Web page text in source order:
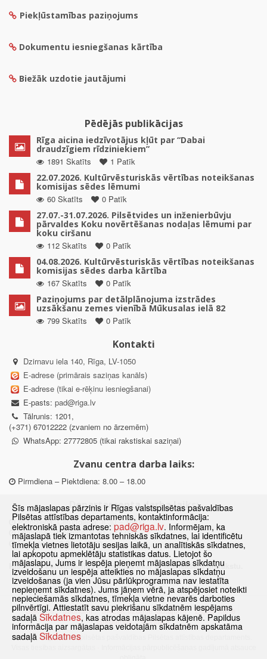
Piekļūstamības paziņojums
Dokumentu iesniegšanas kārtība
Biežāk uzdotie jautājumi
Pēdējās publikācijas
Rīga aicina iedzīvotājus kļūt par “Dabai
draudzīgiem rīdziniekiem”
1891 Skatīts
1 Patīk
22.07.2026. Kultūrvēsturiskās vērtības noteikšanas
komisijas sēdes lēmumi
60 Skatīts
0 Patīk
27.07.-31.07.2026. Pilsētvides un inženierbūvju
pārvaldes Koku novērtēšanas nodaļas lēmumi par
koku ciršanu
112 Skatīts
0 Patīk
04.08.2026. Kultūrvēsturiskās vērtības noteikšanas
komisijas sēdes darba kārtība
167 Skatīts
0 Patīk
Paziņojums par detālplānojuma izstrādes
uzsākšanu zemes vienībā Mūkusalas ielā 82
799 Skatīts
0 Patīk
Kontakti
Dzirnavu iela 140, Rīga, LV-1050
E-adrese (primārais saziņas kanāls)
E-adrese (tikai e-rēķinu iesniegšanai)
E-pasts: pad@riga.lv
Tālrunis: 1201,
(+371) 67012222 (zvaniem no ārzemēm)
WhatsApp: 27772805 (tikai rakstiskai saziņai)
Zvanu centra darba laiks:
Pirmdiena – Piektdiena: 8.00 – 18.00
Departamenta darba laiks:
Pirmdiena, Ceturtdiena: 8.30 – 18.00
Otrdiena, Trešdiena: 8.30 – 17.00
Piektdiena: 8.30 – 15.00
Klātienes konsultācijas pieejamas tikai ar iepriekšēju pierakstu.
Sākums Jaunumi Biežāk uzdotie jautājumi
Lapas karte
Sīkdatnes
Kontakti
© 2021 Rīgas valstspilsētas pašvaldības Pilsētas attīstības departaments.
Šīs mājaslapas pārzinis ir Rīgas valstspilsētas pašvaldības
Pilsētas attīstības departaments, kontaktinformācija:
elektroniskā pasta adrese: pad@riga.lv. Informējam, ka
mājaslapā tiek izmantotas tehniskās sīkdatnes, lai identificētu
tīmekļa vietnes lietotāju sesijas laikā, un analītiskās sīkdatnes,
lai apkopotu apmeklētāju statistikas datus. Lietojot šo
mājaslapu, Jums ir iespēja pieņemt mājaslapas sīkdatņu
izveidošanu un iespēja atteikties no mājaslapas sīkdatņu
izveidošanas (ja vien Jūsu pārlūkprogramma nav iestatīta
nepieņemt sīkdatnes). Jums jāņem vērā, ja atspējosiet noteikti
nepieciešamās sīkdatnes, tīmekļa vietne nevarēs darboties
pilnvērtīgi. Attiestatīt savu piekrišanu sīkdatnēm iespējams
sadaļā Sīkdatnes, kas atrodas mājaslapas kājenē. Papildus
informācija par mājaslapas veidotajām sīkdatnēm apskatāma
sadaļā Sīkdatnes